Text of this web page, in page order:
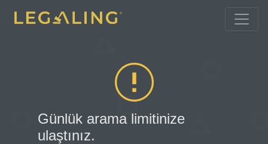
Günlük arama limitinize
ulaştınız.